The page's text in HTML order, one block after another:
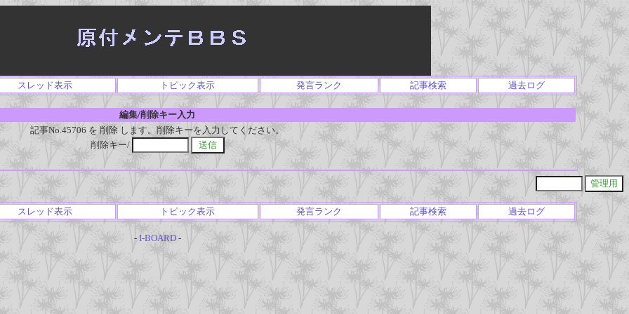
スレッド表示 トピック表示 発言ランク 記事検索 過去ログ
編集/削除キー入力
記事No.45706 を 削除 します。削除キーを入力してください。
削除キー/
スレッド表示 トピック表示 発言ランク 記事検索 過去ログ
- I-BOARD-